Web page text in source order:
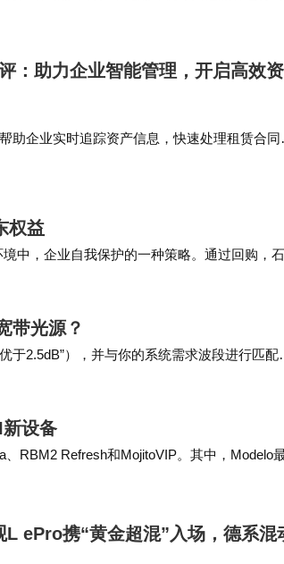
强大，但其离线翻译的语言种类…
：助力企业智能管理，开启高效
助企业实时追踪资产信息，快速处理租赁合同
权益
中，企业自我保护的一种策略。通过回购，
外，回购也为市场提供了…
带光源？
于2.5dB”），并与你的系统需求波段进行匹配
境，温度变化可…
设备
RBM2 Refresh和MojitoVIP。其中，Modelo
ePro携“黄金超混”入场，德系混